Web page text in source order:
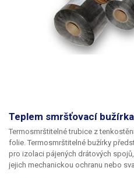
Teplem smršťovací
Termosmrštitelné trubice z
folie. Termosmrštitelné bužírky
pro izolaci pájených drátových
jejich mechanickou ochranu nebo